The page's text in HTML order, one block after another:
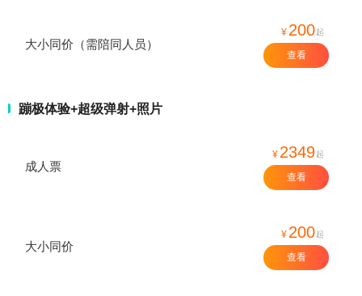
大小同价（需陪同人员）
¥ 200起
查看
蹦极体验+超级弹射+照片
成人票
¥ 2349起
查看
大小同价
¥ 200起
查看